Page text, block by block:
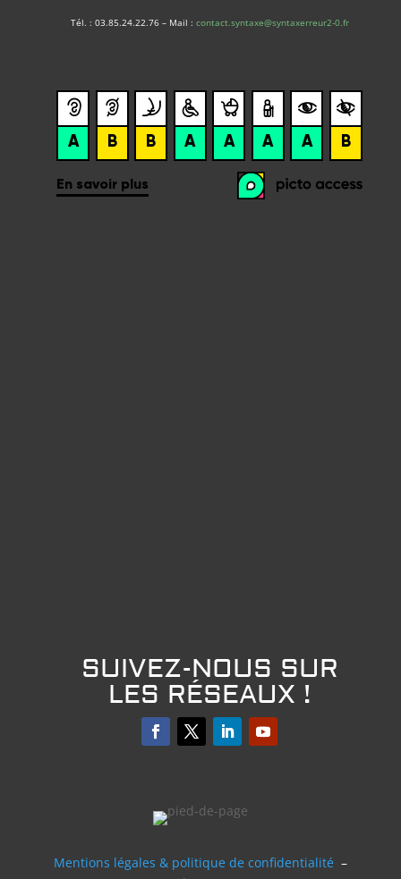
Tél. : 03.85.24.22.76 – Mail : contact.syntaxe@syntaxerreur2-0.fr
SUIVEZ-NOUS SUR
LES RÉSEAUX !
Mentions légales & politique de confidentialité –